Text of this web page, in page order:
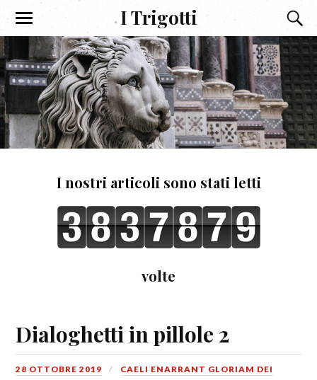
I Trigotti
I nostri articoli sono stati letti
volte
Dialoghetti in pillole 2
28 OTTOBRE 2019 CAELI ENARRANT GLORIAM DEI